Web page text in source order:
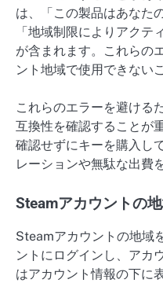
は、「この製品はあなた
「地域制限によりアクテ
が含まれます。これらの
ント地域で使用できない
これらのエラーを避ける
互換性を確認することが
確認せずにキーを購入し
レーションや無駄な出費
Steamアカウントの
Steamアカウントの地域
ントにログインし、アカ
はアカウント情報の下に